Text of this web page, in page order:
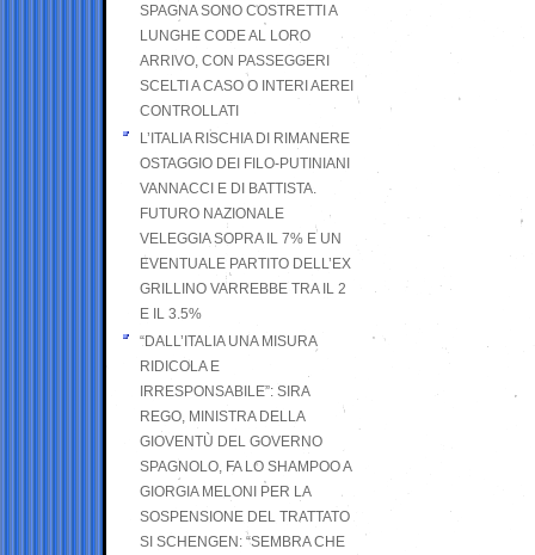
SPAGNA SONO COSTRETTI A
LUNGHE CODE AL LORO
ARRIVO, CON PASSEGGERI
SCELTI A CASO O INTERI AEREI
CONTROLLATI
L’ITALIA RISCHIA DI RIMANERE
OSTAGGIO DEI FILO-PUTINIANI
VANNACCI E DI BATTISTA.
FUTURO NAZIONALE
VELEGGIA SOPRA IL 7% E UN
EVENTUALE PARTITO DELL’EX
GRILLINO VARREBBE TRA IL 2
E IL 3.5%
“DALL’ITALIA UNA MISURA
RIDICOLA E
IRRESPONSABILE”: SIRA
REGO, MINISTRA DELLA
GIOVENTÙ DEL GOVERNO
SPAGNOLO, FA LO SHAMPOO A
GIORGIA MELONI PER LA
SOSPENSIONE DEL TRATTATO
SI SCHENGEN: “SEMBRA CHE